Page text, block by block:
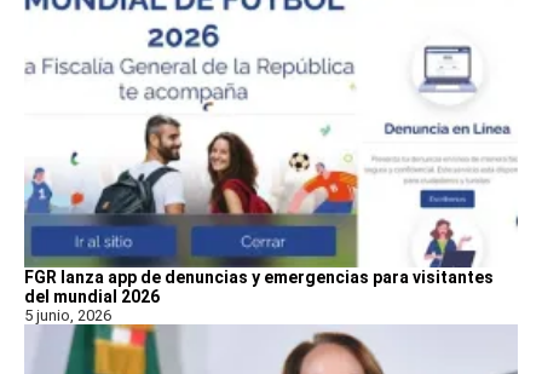
FGR lanza app de denuncias y emergencias para visitantes
del mundial 2026
5 junio, 2026